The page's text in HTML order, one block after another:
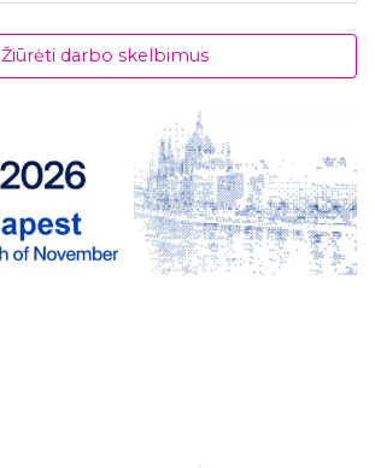
Žiūrėti darbo skelbimus